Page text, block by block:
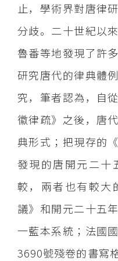
止，學術界對唐律
分歧。二十世紀以
魯番等地發現了許
研究唐代的律典體
究，筆者認為，自
徽律疏》之後，唐
典形式；把現存的
發現的唐開元二十
較，兩者也有較大
議》和開元二十五
一藍本系統；法國
3690號殘卷的書寫